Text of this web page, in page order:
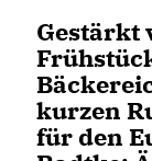
Gestärkt
kurzen
für den